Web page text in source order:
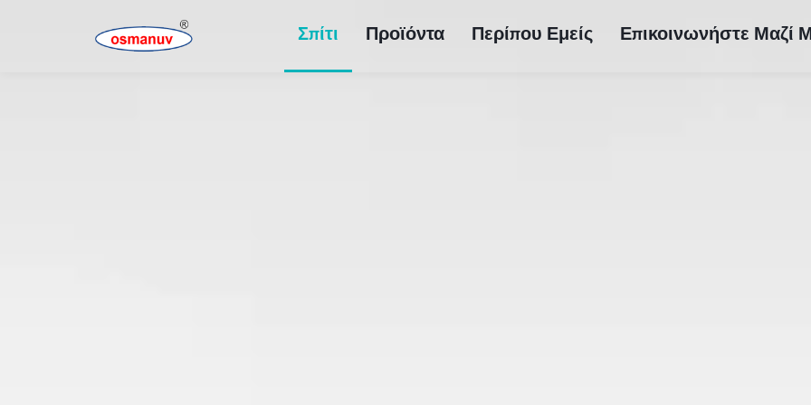
Σπίτι Προϊόντα Περίπου Εμείς Επικοινωνήστε Μαζί